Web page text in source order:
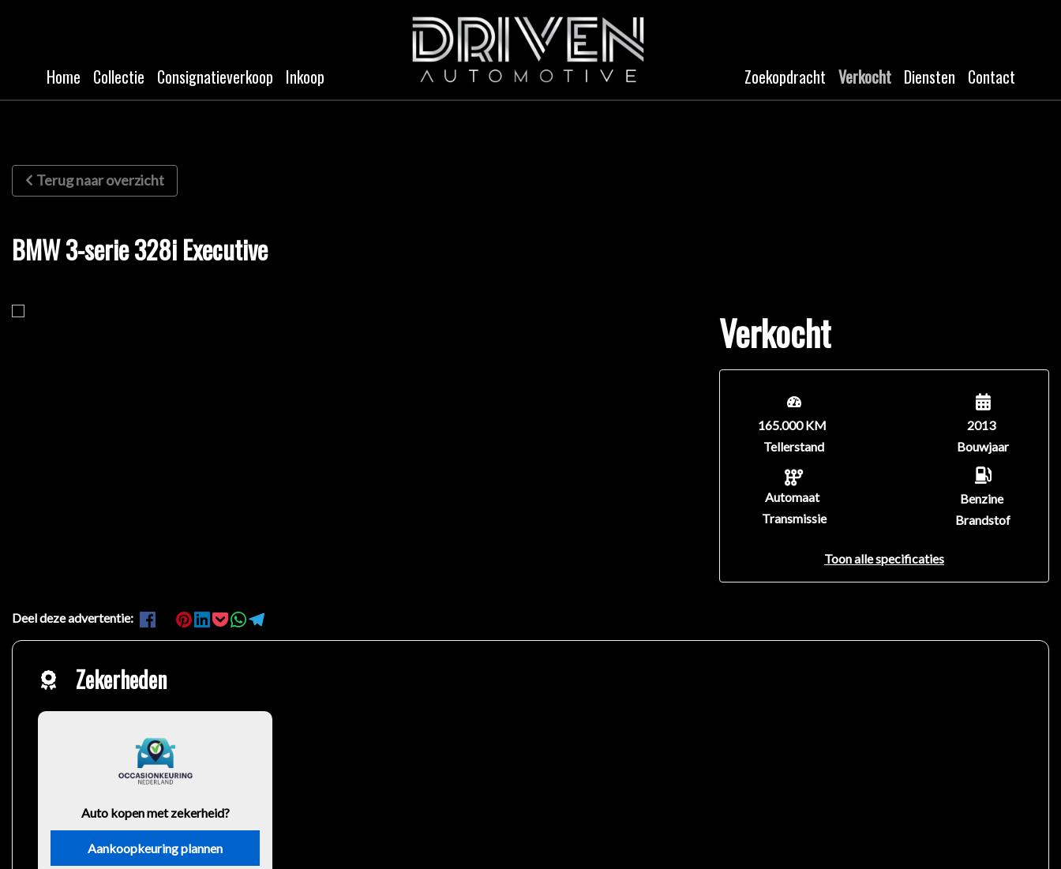
Home Collectie Consignatieverkoop Inkoop Zoekopdracht Verkocht Diensten Contact
Terug naar overzicht
BMW 3-serie 328i Executive
Verkocht
165.000 KM
Tellerstand
Automaat
Transmissie
2013
Bouwjaar
Benzine
Brandstof
Toon alle specificaties
Deel deze advertentie:
Zekerheden
Auto kopen met zekerheid?
Aankoopkeuring plannen